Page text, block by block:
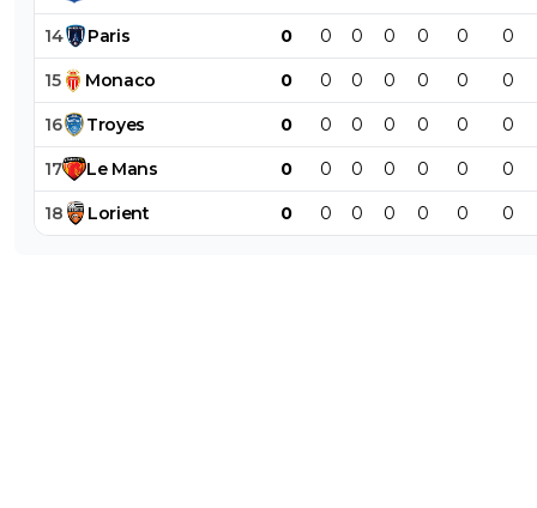
14 Paris 0 0 0 0 0 0 0
15 Monaco 0 0 0 0 0 0 0
16 Troyes 0 0 0 0 0 0 0
17 Le Mans 0 0 0 0 0 0 0
18 Lorient 0 0 0 0 0 0 0